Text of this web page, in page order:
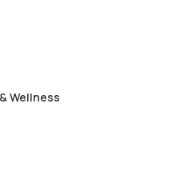
Wellness